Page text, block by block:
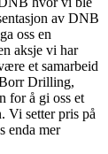
av DNB
oss en
aksje vi har
et samarbeid
Drilling,
for å gi oss et
Vi setter pris på
enda mer